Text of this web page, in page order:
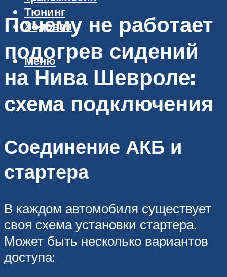
Тюнинг
Ходовая
Меню
Почему не работает
подогрев сидений
на Нива Шевроле:
схема подключения
Соединение АКБ и
стартера
В каждом автомобиля существует
своя схема установки стартера.
Может быть несколько вариантов
доступа: